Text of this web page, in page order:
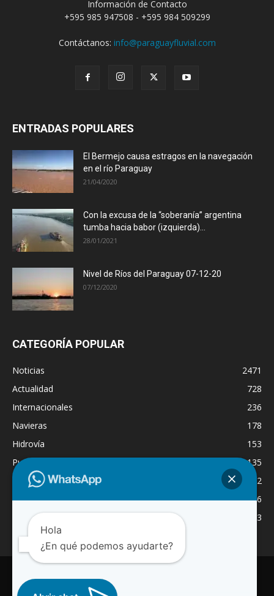
Información de Contacto
+595 985 947508 - +595 984 509299
Contáctanos: info@paraguayfluvial.com
ENTRADAS POPULARES
El Bermejo causa estragos en la navegación
en el río Paraguay
21/04/2020
Con la excusa de la “soberanía” argentina
tumba hacia babor (izquierda)...
28/01/2021
Nivel de Ríos del Paraguay 07-12-20
07/12/2020
CATEGORÍA POPULAR
Noticias
2471
Actualidad
728
Internacionales
236
Navieras
178
Hidrovía
153
Puertos
135
Economía
132
Nacionales
126
Dragado
123
LOGISTICA
Hola
¿En qué podemos ayudarte?